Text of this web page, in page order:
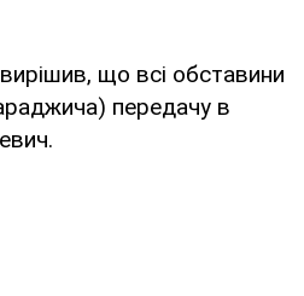
що всі обставини
передачу в